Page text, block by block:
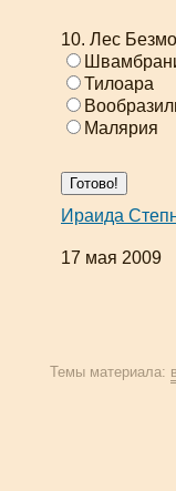
10. Лес
Тилоара
Малярия
Ираида
17 мая 2009
Темы материала: